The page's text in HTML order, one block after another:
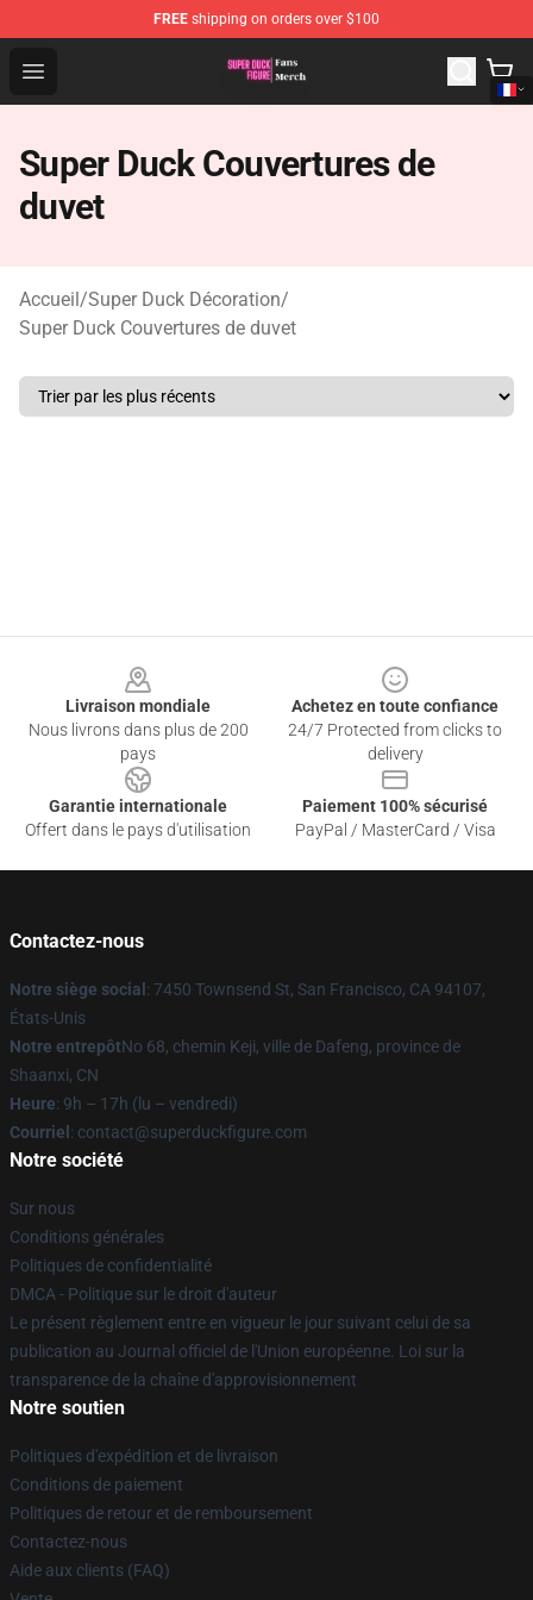
FREE shipping on orders over $100
Open menu
Super Duck Figure Shop - The Best Store of Super Duck
Super Duck Couvertures de
duvet
Accueil/Super Duck Décoration/
Super Duck Couvertures de duvet
Livraison mondiale
Nous livrons dans plus de 200
pays
Achetez en toute confiance
24/7 Protected from clicks to
delivery
Garantie internationale
Offert dans le pays d'utilisation
Paiement 100% sécurisé
PayPal / MasterCard / Visa
Contactez-nous
Notre siège social : 7450 Townsend St, San Francisco, CA 94107,
États-Unis
Notre entrepôtNo 68, chemin Keji, ville de Dafeng, province de
Shaanxi, CN
Heure: 9h – 17h (lu – vendredi)
Courriel : contact@superduckfigure.com
Notre société
Sur nous
Conditions générales
Politiques de confidentialité
DMCA - Politique sur le droit d'auteur
Le présent règlement entre en vigueur le jour suivant celui de sa
publication au Journal officiel de l'Union européenne. Loi sur la
transparence de la chaîne d'approvisionnement
Notre soutien
Politiques d'expédition et de livraison
Conditions de paiement
Politiques de retour et de remboursement
Contactez-nous
Aide aux clients (FAQ)